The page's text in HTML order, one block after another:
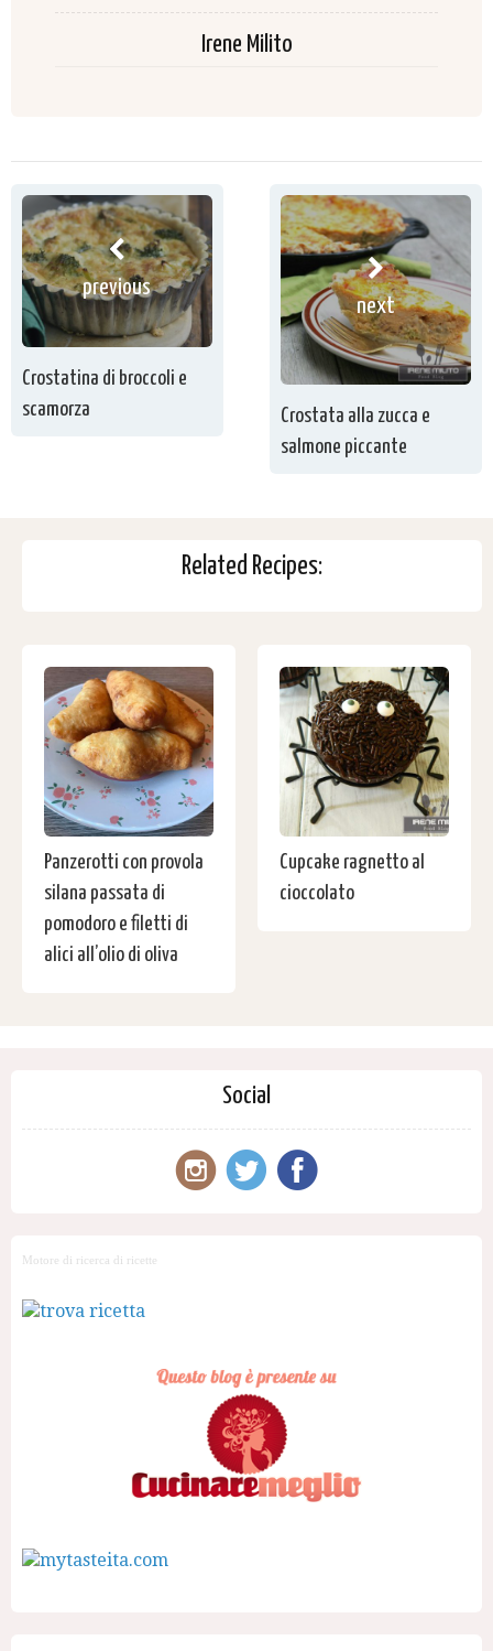
Irene Milito
previous
Crostatina di broccoli e
scamorza
next
Crostata alla zucca e
salmone piccante
Related Recipes:
Panzerotti con provola
silana passata di
pomodoro e filetti di
alici all’olio di oliva
Cupcake ragnetto al
cioccolato
Social
Motore di ricerca di ricette